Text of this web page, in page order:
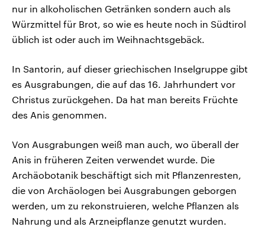
nur in alkoholischen Getränken sondern auch als
Würzmittel für Brot, so wie es heute noch in Südtirol
üblich ist oder auch im Weihnachtsgebäck.
In Santorin, auf dieser griechischen Inselgruppe gibt
es Ausgrabungen, die auf das 16. Jahrhundert vor
Christus zurückgehen. Da hat man bereits Früchte
des Anis genommen.
Von Ausgrabungen weiß man auch, wo überall der
Anis in früheren Zeiten verwendet wurde. Die
Archäobotanik beschäftigt sich mit Pflanzenresten,
die von Archäologen bei Ausgrabungen geborgen
werden, um zu rekonstruieren, welche Pflanzen als
Nahrung und als Arzneipflanze genutzt wurden.